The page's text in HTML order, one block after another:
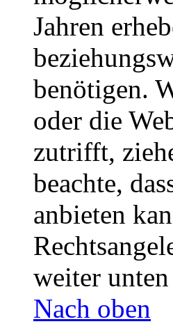
Jahren
benötigen.
oder die
zutrifft,
beachte,
anbieten
weiter
Nach oben